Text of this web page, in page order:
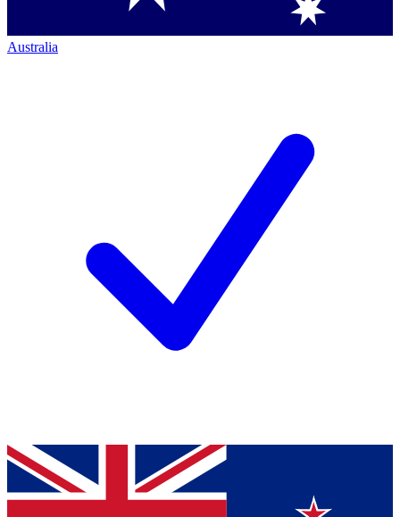
Australia